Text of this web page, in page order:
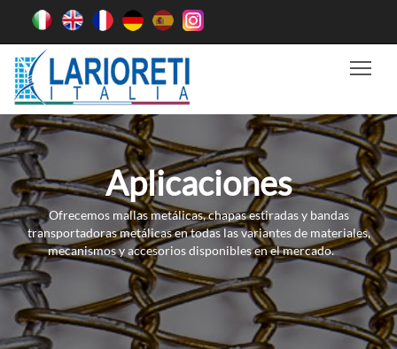
Aplicaciones
Ofrecemos mallas metálicas, chapas estiradas y bandas
transportadoras metálicas en todas las variantes de materiales,
mecanismos y accesorios disponibles en el mercado.